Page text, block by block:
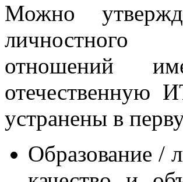
Можно
отношений
отечественную
устранены в
Образование /